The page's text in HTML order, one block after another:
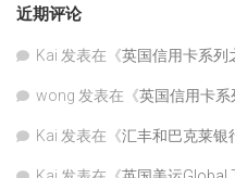
近期评论
Kai 发表在《英国信用卡系列
wong 发表在《英国信用卡系
Kai 发表在《汇丰和巴克莱